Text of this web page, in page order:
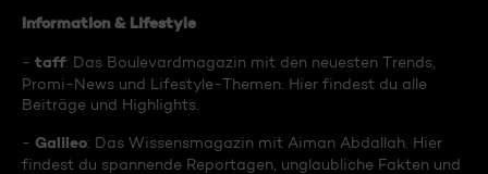
Information & Lifestyle
- taff: Das Boulevardmagazin mit den neuesten Trends,
Promi-News und Lifestyle-Themen. Hier findest du alle
Beiträge und Highlights.
- Galileo: Das Wissensmagazin mit Aiman Abdallah. Hier
findest du spannende Reportagen, unglaubliche Fakten und